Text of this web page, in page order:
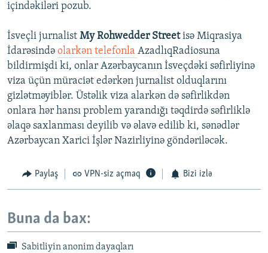
içindəkiləri pozub.
İsveçli jurnalist My Rohwedder Streetisə Miqrasiya
İdarəsində olarkən telefonla AzadlıqRadiosuna
bildirmişdi ki, onlar Azərbaycanın İsveçdəki səfirliyinə
viza üçün müraciət edərkən jurnalist olduqlarını
gizlətməyiblər. Üstəlik viza alarkən də səfirlikdən
onlara hər hansı problem yarandığı təqdirdə səfirliklə
əlaqə saxlanması deyilib və əlavə edilib ki, sənədlər
Azərbaycan Xarici İşlər Nazirliyinə göndəriləcək.
Paylaş VPN-siz açmaq Bizi izlə
Buna da bax:
Sabitliyin anonim dayaqları